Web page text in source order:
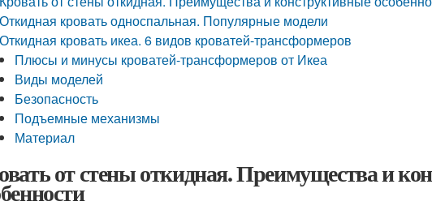
Откидная кровать односпальная. Популярные модели
Откидная кровать икеа. 6 видов кроватей-трансформеров
Плюсы и минусы кроватей-трансформеров от Икеа
Виды моделей
Безопасность
Подъемные механизмы
Материал
от стены откидная. Преимущества и